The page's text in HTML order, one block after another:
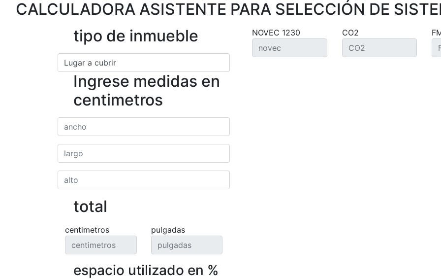
CALCULADORA ASISTENTE PARA SELECCIÓN DE
tipo de inmueble
Ingrese medidas en
centimetros
total
centimetros pulgadas
espacio utilizado en %
NOVEC 1230 CO2